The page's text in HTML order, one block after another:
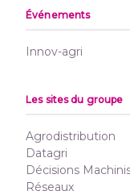
Événements
Innov-agri
Les sites du groupe
Agrodistribution
Datagri
Décisions
Réseaux